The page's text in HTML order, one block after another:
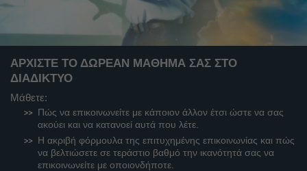
Video
ΑΡΧΙΣΤΕ ΤΟ ΔΩΡΕΑΝ ΜΑΘΗΜΑ ΣΑΣ ΣΤΟ
ΔΙΑΔΙΚΤΥΟ
Μάθετε:
Πώς να επικοινωνείτε με κάποιον άλλον έτσι ώστε να σας
ακούει και να κατανοεί αυτά που λέτε.
Η ακριβή φόρμουλα της επιτυχημένης επικοινωνίας και πώς
να βελτιώσετε σε τεράστιο βαθμό την ικανότητά σας να
επικοινωνείτε με οποιονδήποτε.